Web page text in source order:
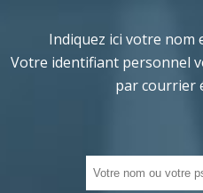
Indiquez ici votre nom
Votre identifiant personnel
par courrier